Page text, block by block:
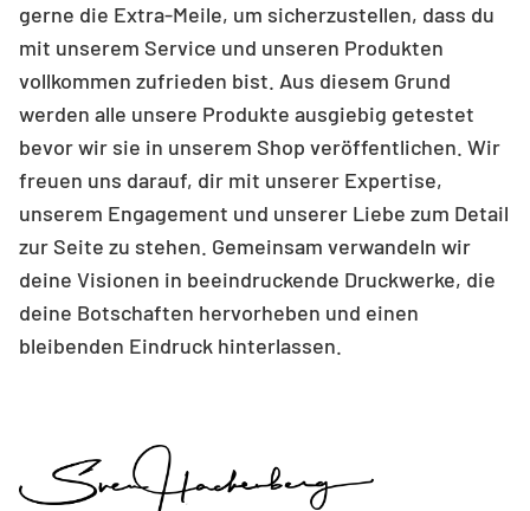
gerne die Extra-Meile, um sicherzustellen, dass du
mit unserem Service und unseren Produkten
vollkommen zufrieden bist. Aus diesem Grund
werden alle unsere Produkte ausgiebig getestet
bevor wir sie in unserem Shop veröffentlichen. Wir
freuen uns darauf, dir mit unserer Expertise,
unserem Engagement und unserer Liebe zum Detail
zur Seite zu stehen. Gemeinsam verwandeln wir
deine Visionen in beeindruckende Druckwerke, die
deine Botschaften hervorheben und einen
bleibenden Eindruck hinterlassen.